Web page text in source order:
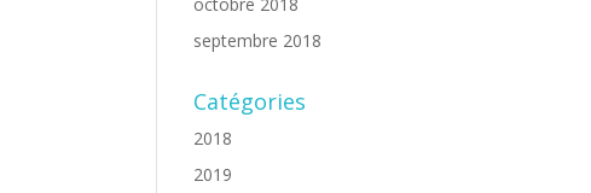
septembre 2018
Catégories
2018
2019